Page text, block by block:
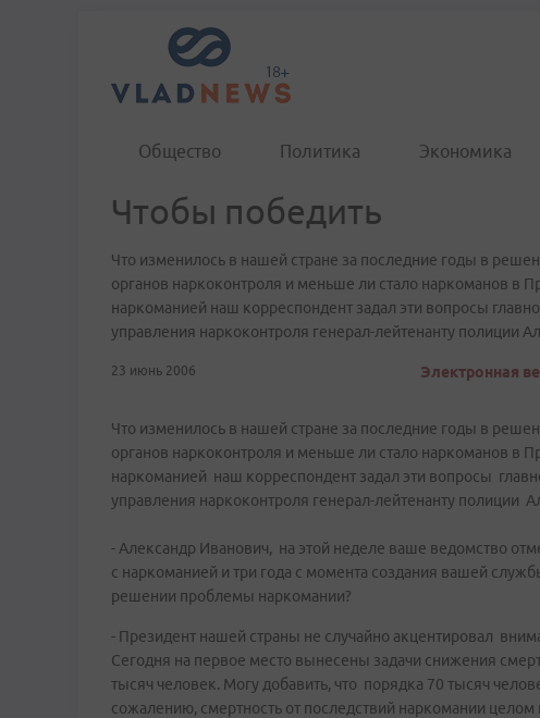
Общество Политика Экономика
Чтобы победить
Что изменилось в нашей стране за последние годы в
органов наркоконтроля и меньше ли стало наркоманов в
наркоманией наш корреспондент задал эти вопросы
управления наркоконтроля генерал-лейтенанту полиции
23 июнь 2006 Электронная
Что изменилось в нашей стране за последние годы в
органов наркоконтроля и меньше ли стало наркоманов в
наркоманией наш корреспондент задал эти вопросы
управления наркоконтроля генерал-лейтенанту полиции
- Александр Иванович, на этой неделе ваше ведомство
с наркоманией и три года с момента создания вашей
решении проблемы наркомании?
- Президент нашей страны не случайно акцентировал
Сегодня на первое место вынесены задачи снижения
тысяч человек. Могу добавить, что порядка 70 тысяч
сожалению, смертность от последствий наркомании целом